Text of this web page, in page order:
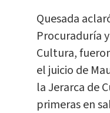
Quesada
Procuraduría
Cultura,
el juicio de
la Jerarca de
primeras en